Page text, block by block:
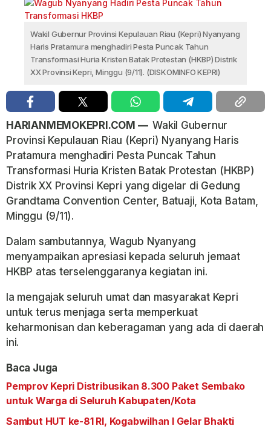
Wakil Gubernur Provinsi Kepulauan Riau (Kepri) Nyanyang
Haris Pratamura menghadiri Pesta Puncak Tahun
Transformasi Huria Kristen Batak Protestan (HKBP) Distrik
XX Provinsi Kepri, Minggu (9/11). (DISKOMINFO KEPRI)
HARIANMEMOKEPRI.COM —Wakil Gubernur
Provinsi Kepulauan Riau (Kepri) Nyanyang Haris
Pratamura menghadiri Pesta Puncak Tahun
Transformasi Huria Kristen Batak Protestan (HKBP)
Distrik XX Provinsi Kepri yang digelar di Gedung
Grandtama Convention Center, Batuaji, Kota Batam,
Minggu (9/11).
Dalam sambutannya, Wagub Nyanyang
menyampaikan apresiasi kepada seluruh jemaat
HKBP atas terselenggaranya kegiatan ini.
Ia mengajak seluruh umat dan masyarakat Kepri
untuk terus menjaga serta memperkuat
keharmonisan dan keberagaman yang ada di daerah
ini.
Baca Juga
Pemprov Kepri Distribusikan 8.300 Paket Sembako
untuk Warga di Seluruh Kabupaten/Kota
Sambut HUT ke-81 RI, Kogabwilhan I Gelar Bhakti